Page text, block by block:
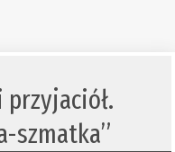
przyjaciół.
szmatka”